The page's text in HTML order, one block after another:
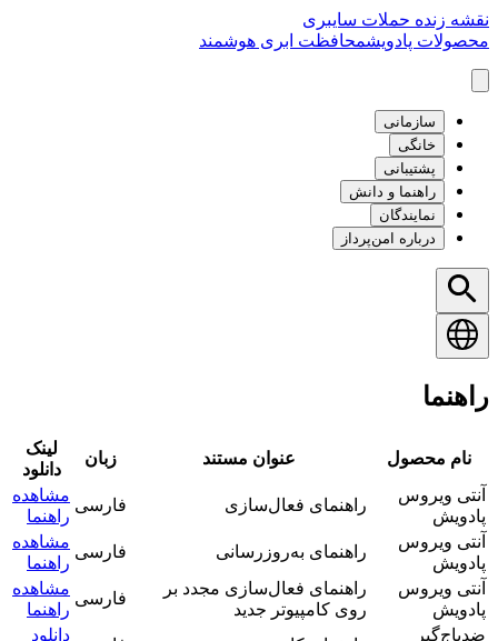
نقشه زنده حملات سایبری
محصولات پادویشمحافظت ابری هوشمند
سازمانی
خانگی
پشتیبانی
راهنما و دانش
نمایندگان
درباره امن‌پرداز
راهنما
نام محصول عنوان مستند زبان
لینک
دانلود
آنتی ویروس
پادویش
راهنمای فعال‌سازی فارسی
مشاهده
راهنما
آنتی ویروس
پادویش
راهنمای به‌روزرسانی فارسی
مشاهده
راهنما
آنتی ویروس
پادویش
راهنمای فعال‌سازی مجدد بر
روی کامپیوتر جدید
فارسی
مشاهده
راهنما
ضدباج‌گیر
دانلود